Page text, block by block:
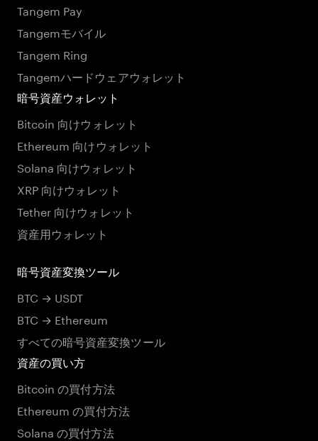
Tangem Pay
Tangemモバイル
Tangem Ring
Tangemハードウェアウォレット
暗号資産ウォレット
Bitcoin 向けウォレット
Ethereum 向けウォレット
Solana 向けウォレット
XRP 向けウォレット
Tether 向けウォレット
資産用ウォレット
暗号資産変換ツール
BTC → USDT
BTC → Ethereum
すべての暗号資産変換ツール
資産の買い方
Bitcoin の買付方法
Ethereum の買付方法
Solana の買付方法